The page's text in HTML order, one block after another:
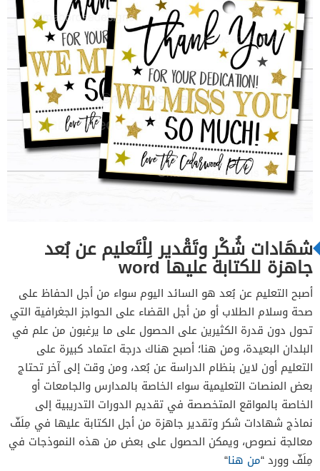
شهَادات شُكْر وتَقْدير لِلْتَعليم عن بُعد
جاهزة للكتابة عليها word
أصبح التعليم عن بُعد هو السائد اليوم سواء من أجل الحفاظ على
صحة وسلام الطلاب أو من أجل القضاء على الحواجز الجغرافية التي
تحول دون قدرة الكثيرين على الحصول على ما يرغبون من علم في
البلدان البعيدة، ومن هنا؛ أصبح هناك درجة اعتماد كبيرة على
التعليم أون لاين بنظام الدراسة عن بُعد، ومن وقت إلى آخر تحتاج
بعض المنصات التعليمية سواء الخاصة بالمدارس والجامعات أو
الخاصة بالمواقع المتخصصة في تقديم الدورات التدريبية إلى
نماذج شهادات شكر وتقدير جاهزة من أجل الكتابة عليها في مِلَفّ
معالجة نصوص، ويمكن الحصول على بعض من هذه النموذجات في
مِلَفّ وورد “من هنا“